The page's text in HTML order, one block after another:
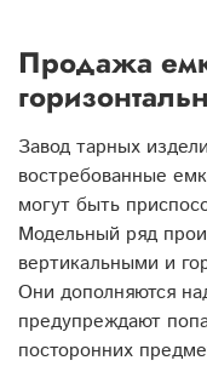
Продажа
Завод тарных
востребованные
могут быть
Модельный ряд
вертикальными и
Они дополняются
предупреждают
посторонних